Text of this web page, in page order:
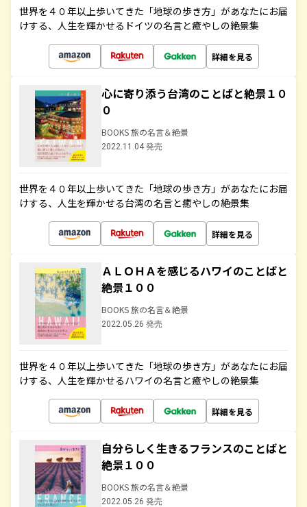
世界を４０年以上歩いてきた「地球の歩き方」があなたにお届
けする、人生を輝かせるドイツの名言と癒やしの絶景集
詳細を見る
心に寄り添う台湾のことばと絶景１０
０
BOOKS 旅の名言＆絶景
2022.11.04 発売
世界を４０年以上歩いてきた「地球の歩き方」があなたにお届
けする、人生を輝かせる台湾の名言と癒やしの絶景集
詳細を見る
ＡＬＯＨＡを感じるハワイのことばと
絶景１００
BOOKS 旅の名言＆絶景
2022.05.26 発売
世界を４０年以上歩いてきた「地球の歩き方」があなたにお届
けする、人生を輝かせるハワイの名言と癒やしの絶景集
詳細を見る
自分らしく生きるフランスのことばと
絶景１００
BOOKS 旅の名言＆絶景
2022.05.26 発売